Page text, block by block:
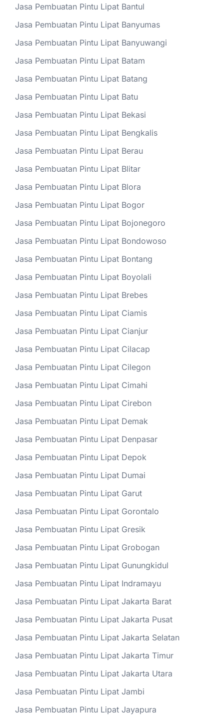
Jasa Pembuatan Pintu Lipat Bantul
Jasa Pembuatan Pintu Lipat Banyumas
Jasa Pembuatan Pintu Lipat Banyuwangi
Jasa Pembuatan Pintu Lipat Batam
Jasa Pembuatan Pintu Lipat Batang
Jasa Pembuatan Pintu Lipat Batu
Jasa Pembuatan Pintu Lipat Bekasi
Jasa Pembuatan Pintu Lipat Bengkalis
Jasa Pembuatan Pintu Lipat Berau
Jasa Pembuatan Pintu Lipat Blitar
Jasa Pembuatan Pintu Lipat Blora
Jasa Pembuatan Pintu Lipat Bogor
Jasa Pembuatan Pintu Lipat Bojonegoro
Jasa Pembuatan Pintu Lipat Bondowoso
Jasa Pembuatan Pintu Lipat Bontang
Jasa Pembuatan Pintu Lipat Boyolali
Jasa Pembuatan Pintu Lipat Brebes
Jasa Pembuatan Pintu Lipat Ciamis
Jasa Pembuatan Pintu Lipat Cianjur
Jasa Pembuatan Pintu Lipat Cilacap
Jasa Pembuatan Pintu Lipat Cilegon
Jasa Pembuatan Pintu Lipat Cimahi
Jasa Pembuatan Pintu Lipat Cirebon
Jasa Pembuatan Pintu Lipat Demak
Jasa Pembuatan Pintu Lipat Denpasar
Jasa Pembuatan Pintu Lipat Depok
Jasa Pembuatan Pintu Lipat Dumai
Jasa Pembuatan Pintu Lipat Garut
Jasa Pembuatan Pintu Lipat Gorontalo
Jasa Pembuatan Pintu Lipat Gresik
Jasa Pembuatan Pintu Lipat Grobogan
Jasa Pembuatan Pintu Lipat Gunungkidul
Jasa Pembuatan Pintu Lipat Indramayu
Jasa Pembuatan Pintu Lipat Jakarta Barat
Jasa Pembuatan Pintu Lipat Jakarta Pusat
Jasa Pembuatan Pintu Lipat Jakarta Selatan
Jasa Pembuatan Pintu Lipat Jakarta Timur
Jasa Pembuatan Pintu Lipat Jakarta Utara
Jasa Pembuatan Pintu Lipat Jambi
Jasa Pembuatan Pintu Lipat Jayapura